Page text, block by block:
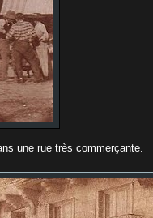
une rue très commerçante.